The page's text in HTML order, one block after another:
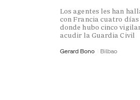
Los agentes les han
con Francia cuatro
donde hubo cinco
acudir la Guardia Civil
Gerard Bono Bilbao